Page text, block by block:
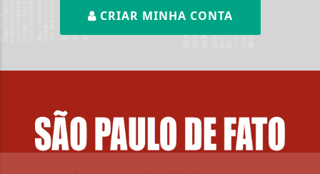
CRIAR MINHA CONTA